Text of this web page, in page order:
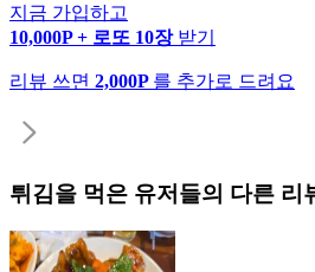
지금 가입하고
10,000P + 로또 10장 받기
리뷰 쓰면 2,000P 를 추가로 드려요
튀김을 먹은 유저들의 다른 리